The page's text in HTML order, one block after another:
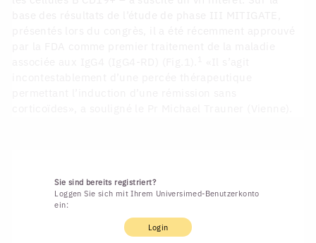
Sie sind bereits registriert?
Loggen Sie sich mit Ihrem Universimed-Benutzerkonto
ein:
Login